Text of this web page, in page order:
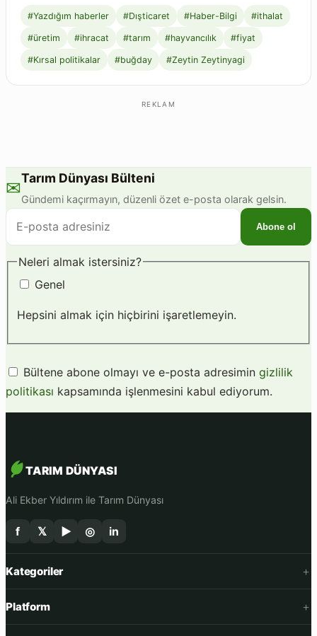
#Yazdığım haberler #Dışticaret #Haber-Bilgi #ithalat
#üretim #ihracat #tarım #hayvancılık #fiyat
#Kırsal politikalar #buğday #Zeytin Zeytinyagi
REKLAM
✉Tarım Dünyası Bülteni
Gündemi kaçırmayın, düzenli özet e-posta olarak gelsin.
E-
posta
adresiniz
Abone ol
Neleri almak istersiniz?
Genel
Hepsini almak için hiçbirini işaretlemeyin.
Bültene abone olmayı ve e-posta adresimin gizlilik
politikası kapsamında işlenmesini kabul ediyorum.
TARIM DÜNYASI
Ali Ekber Yıldırım ile Tarım Dünyası
f 𝕏 ▶ ◎ in
Kategoriler
Platform